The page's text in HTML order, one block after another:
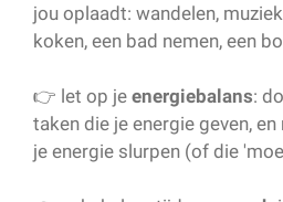
jou oplaadt: wandelen,
koken, een bad nemen, een
👉 let op je energiebalans:
taken die je energie geven,
je energie slurpen (of die